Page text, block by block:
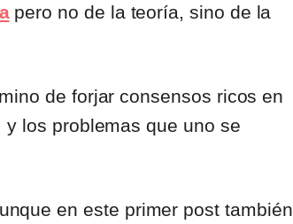
pero no de la teoría, sino de la
de forjar consensos ricos en
los problemas que uno se
en este primer post también